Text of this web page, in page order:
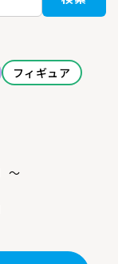
フィギュア